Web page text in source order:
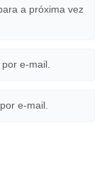
a próxima vez
e-mail.
e-mail.